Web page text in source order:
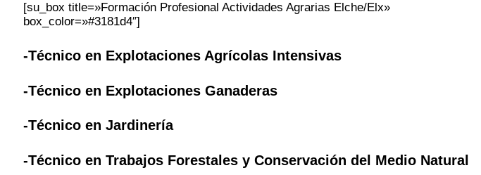
[su_box title=»Formación Profesional Actividades Agrarias Elche/Elx»
box_color=»#3181d4″]
-Técnico en Explotaciones Agrícolas Intensivas
-Técnico en Explotaciones Ganaderas
-Técnico en Jardinería
-Técnico en Trabajos Forestales y Conservación del Medio Natural